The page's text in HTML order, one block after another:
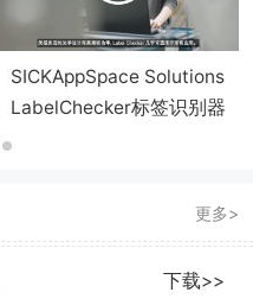
SICKAppSpace Solutions
LabelChecker标签识别器
更多>
下载>>